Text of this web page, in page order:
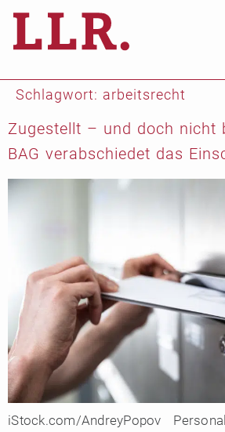
Schlagwort: arbeitsrecht
Zugestellt – und doch nicht
BAG verabschiedet das
iStock.com/AndreyPopov